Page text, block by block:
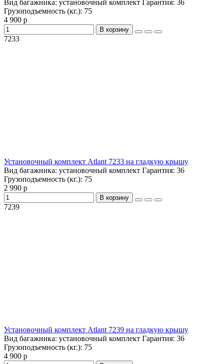
Вид багажника: установочный комплект Гарантия: 36
Грузоподъемность (кг.): 75
4 900 р
В корзину
7233
Установочный комплект Atlant 7233 на гладкую крышу
Вид багажника: установочный комплект Гарантия: 36
Грузоподъемность (кг.): 75
2 990 р
В корзину
7239
Установочный комплект Atlant 7239 на гладкую крышу
Вид багажника: установочный комплект Гарантия: 36
Грузоподъемность (кг.): 75
4 900 р